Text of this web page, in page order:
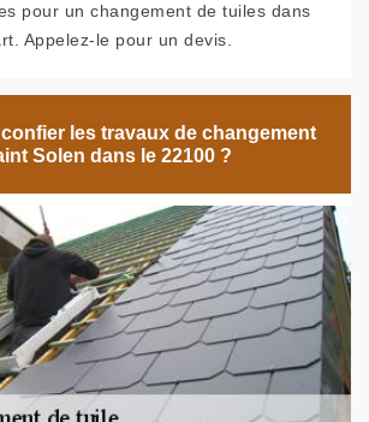
pour un changement de tuiles dans
Appelez-le pour un devis.
les travaux de changement
Solen dans le 22100 ?